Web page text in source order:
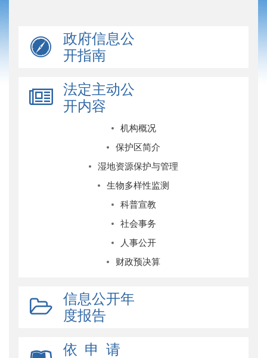
政府信息公
开指南
法定主动公
开内容
机构概况
保护区简介
湿地资源保护与管理
生物多样性监测
科普宣教
社会事务
人事公开
财政预决算
信息公开年
度报告
依 申 请